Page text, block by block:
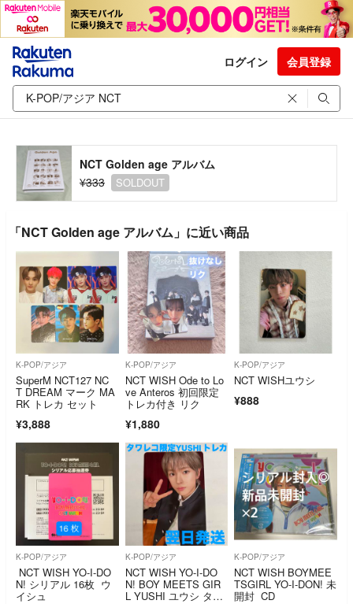
ログイン 会員登録
NCT Golden age アルバム
¥333
SOLDOUT
「NCT Golden age アルバム」に近い商品
K-POP/アジア
SuperM NCT127 NC
T DREAM マーク MA
RK トレカ セット
¥3,888
K-POP/アジア
NCT WISH Ode to Lo
ve Anteros 初回限定
トレカ付き リク
¥1,880
K-POP/アジア
NCT WISHユウシ
¥888
K-POP/アジア
NCT WISH YO-I-DO
N! シリアル 16枚 ウ
イシュ
K-POP/アジア
NCT WISH YO-I-DO
N! BOY MEETS GIR
L YUSHI ユウシ タワ
K-POP/アジア
NCT WISH BOYMEE
TSGIRL YO-I-DON! 未
開封 CD